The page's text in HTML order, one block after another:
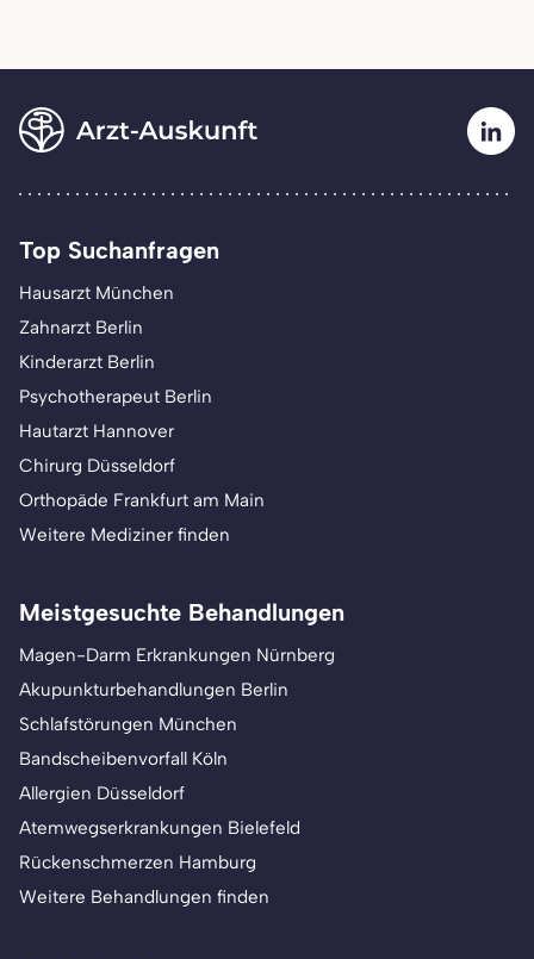
Top Suchanfragen
Hausarzt München
Zahnarzt Berlin
Kinderarzt Berlin
Psychotherapeut Berlin
Hautarzt Hannover
Chirurg Düsseldorf
Orthopäde Frankfurt am Main
Weitere Mediziner finden
Meistgesuchte Behandlungen
Magen-Darm Erkrankungen Nürnberg
Akupunkturbehandlungen Berlin
Schlafstörungen München
Bandscheibenvorfall Köln
Allergien Düsseldorf
Atemwegserkrankungen Bielefeld
Rückenschmerzen Hamburg
Weitere Behandlungen finden